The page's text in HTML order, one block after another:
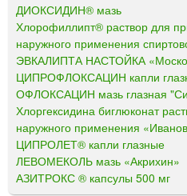
ДИОКСИДИН® мазь
Хлорофиллипт® раствор для
наружного применения
ЭВКАЛИПТА НАСТОЙКА
ЦИПРОФЛОКСАЦИН капли
ОФЛОКСАЦИН мазь глазная
Хлоргексидина биглюконат
наружного применения
ЦИПРОЛЕТ® капли глазные
ЛЕВОМЕКОЛЬ мазь «Акрихин»
АЗИТРОКС ® капсулы 500 мг